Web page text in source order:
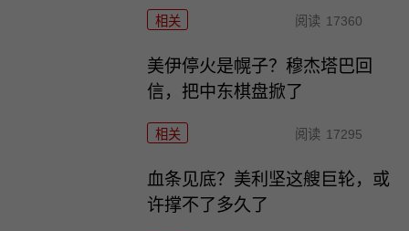
相关 阅读 17360
美伊停火是幌子？穆杰塔巴回
信，把中东棋盘掀了
相关 阅读 17295
血条见底？美利坚这艘巨轮，或
许撑不了多久了